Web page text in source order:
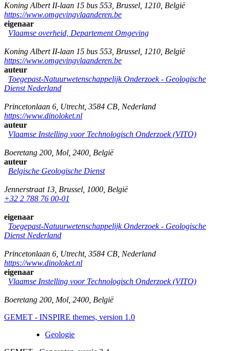
Koning Albert II-laan 15 bus 553 Brussel 1210 België
https://www.omgevingvlaanderen.be
eigenaar
Vlaamse overheid, Departement Omgeving
Koning Albert II-laan 15 bus 553 Brussel 1210 België
https://www.omgevingvlaanderen.be
auteur
Toegepast-Natuurwetenschappelijk Onderzoek - Geologische
Dienst Nederland
Princetonlaan 6 Utrecht, 3584 CB Nederland
https://www.dinoloket.nl
auteur
Vlaamse Instelling voor Technologisch Onderzoek (VITO)
Boeretang 200 Mol 2400 België
auteur
Belgische Geologische Dienst
Jennerstraat 13 Brussel 1000 België
+32 2 788 76 00-01
eigenaar
Toegepast-Natuurwetenschappelijk Onderzoek - Geologische
Dienst Nederland
Princetonlaan 6 Utrecht, 3584 CB Nederland
https://www.dinoloket.nl
eigenaar
Vlaamse Instelling voor Technologisch Onderzoek (VITO)
Boeretang 200 Mol 2400 België
GEMET - INSPIRE themes, version 1.0
Geologie